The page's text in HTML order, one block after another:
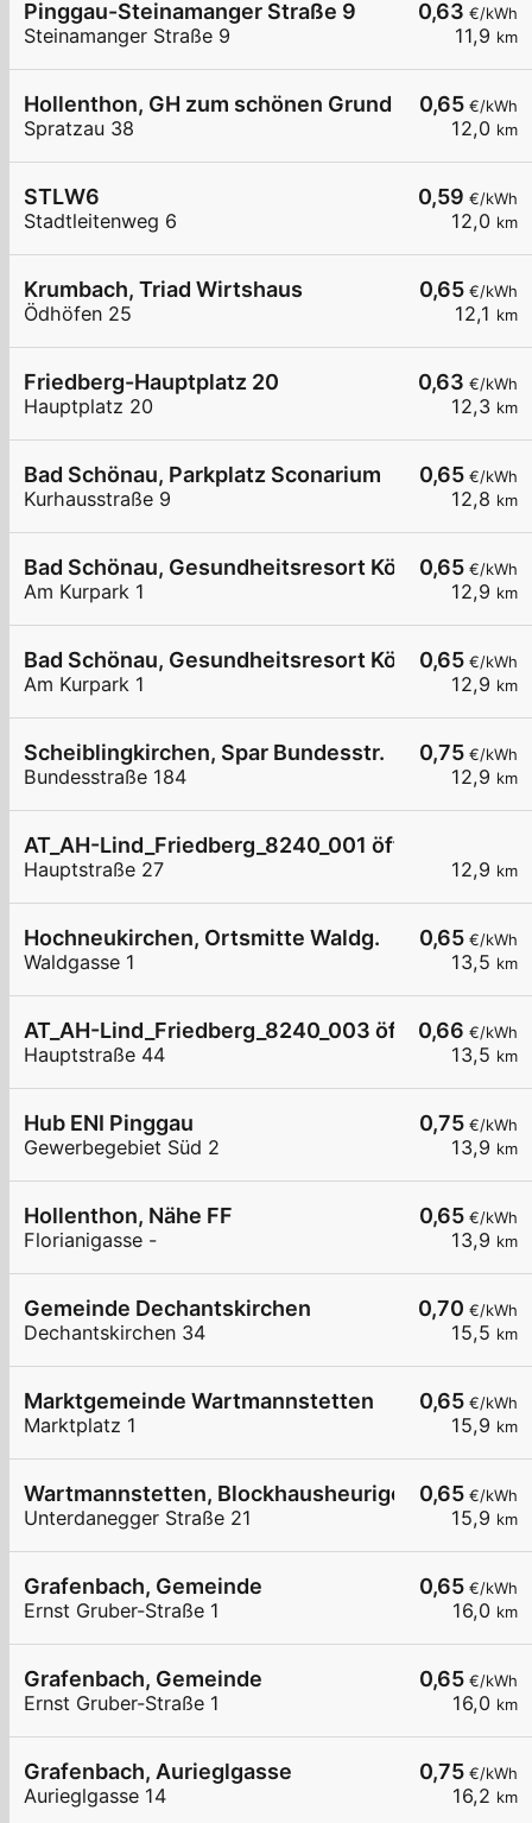
0,63 €/kWh
11,9 km
Pinggau-Steinamanger Straße 9
Steinamanger Straße 9
0,65 €/kWh
12,0 km
Hollenthon, GH zum schönen Grund
Spratzau 38
0,59 €/kWh
12,0 km
STLW6
Stadtleitenweg 6
0,65 €/kWh
12,1 km
Krumbach, Triad Wirtshaus
Ödhöfen 25
0,63 €/kWh
12,3 km
Friedberg-Hauptplatz 20
Hauptplatz 20
0,65 €/kWh
12,8 km
Bad Schönau, Parkplatz Sconarium
Kurhausstraße 9
0,65 €/kWh
12,9 km
Bad Schönau, Gesundheitsresort Königsberg I
Am Kurpark 1
0,65 €/kWh
12,9 km
Bad Schönau, Gesundheitsresort Königsberg II
Am Kurpark 1
0,75 €/kWh
12,9 km
Scheiblingkirchen, Spar Bundesstr.
Bundesstraße 184
12,9 km
AT_AH-Lind_Friedberg_8240_001 öffentlich
Hauptstraße 27
0,65 €/kWh
13,5 km
Hochneukirchen, Ortsmitte Waldg.
Waldgasse 1
0,66 €/kWh
13,5 km
AT_AH-Lind_Friedberg_8240_003 öffentlich
Hauptstraße 44
0,75 €/kWh
13,9 km
Hub ENI Pinggau
Gewerbegebiet Süd 2
0,65 €/kWh
13,9 km
Hollenthon, Nähe FF
Florianigasse -
0,70 €/kWh
15,5 km
Gemeinde Dechantskirchen
Dechantskirchen 34
0,65 €/kWh
15,9 km
Marktgemeinde Wartmannstetten
Marktplatz 1
0,65 €/kWh
15,9 km
Wartmannstetten, Blockhausheuriger Fam.
Unterdanegger Straße 21
0,65 €/kWh
16,0 km
Grafenbach, Gemeinde
Ernst Gruber-Straße 1
0,65 €/kWh
16,0 km
Grafenbach, Gemeinde
Ernst Gruber-Straße 1
0,75 €/kWh
16,2 km
Grafenbach, Aurieglgasse
Aurieglgasse 14